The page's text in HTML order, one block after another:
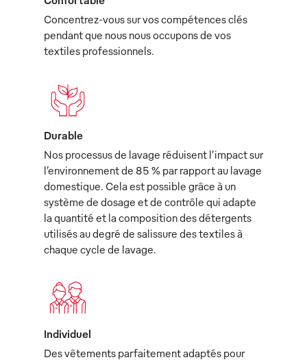
Concentrez-vous sur vos compétences clés
pendant que nous nous occupons de vos
textiles professionnels.
Durable
Nos processus de lavage réduisent l’impact sur
l’environnement de 85 % par rapport au lavage
domestique. Cela est possible grâce à un
système de dosage et de contrôle qui adapte
la quantité et la composition des détergents
utilisés au degré de salissure des textiles à
chaque cycle de lavage.
Individuel
Des vêtements parfaitement adaptés pour